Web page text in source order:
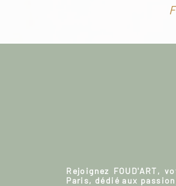
Rejoignez FOUD'ART,
Paris, dédié aux